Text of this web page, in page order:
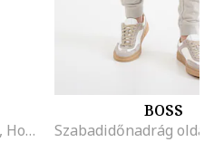
Kényelmes fazonú nadrág, Homokbarna
BOSS